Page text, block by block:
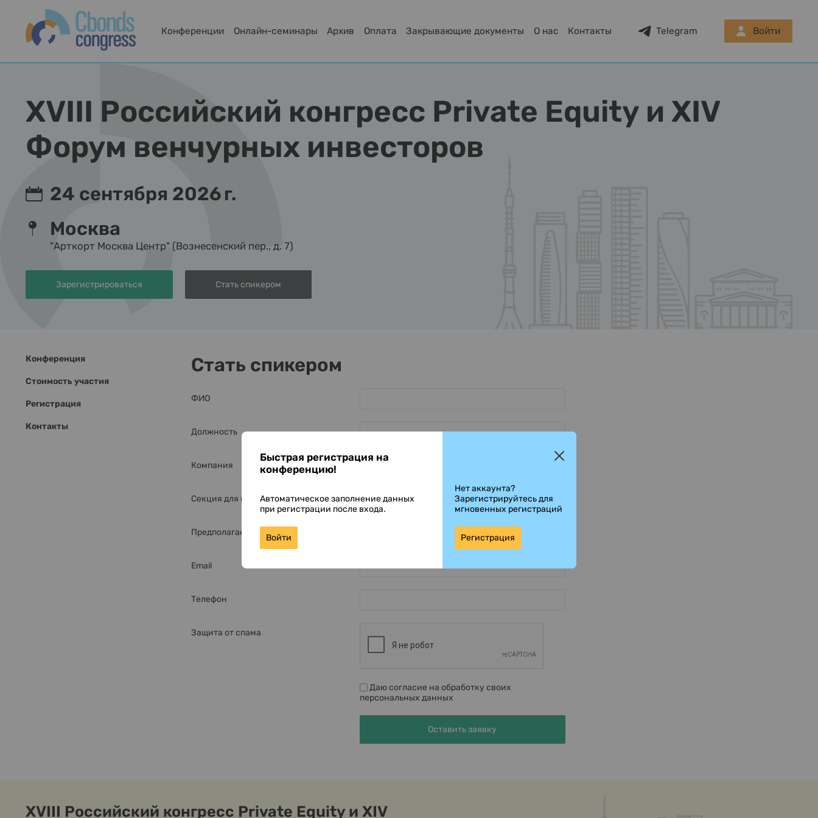
Конференции Онлайн-семинары Архив Оплата Закрывающие документы О нас Контакты Telegram Войти
XVIII Российский конгресс Private Equity и XIV
Форум венчурных инвесторов
24 сентября 2026 г.
Москва
"Арткорт Москва Центр" (Вознесенский пер., д. 7)
Зарегистрироваться Стать спикером
Конференция
Стоимость участия
Регистрация
Контакты
Стать спикером
ФИО
Должность
Компания
Секция для выступления
Предполагаемая тема выступления
Email
Телефон
Защита от спама
Даю согласие на обработку своих
персональных данных
XVIII Российский конгресс Private Equity и XIV
Быстрая регистрация на
конференцию!
Автоматическое заполнение данных
при регистрации после входа.
Войти
Нет аккаунта?
Зарегистрируйтесь для
мгновенных регистраций
Регистрация